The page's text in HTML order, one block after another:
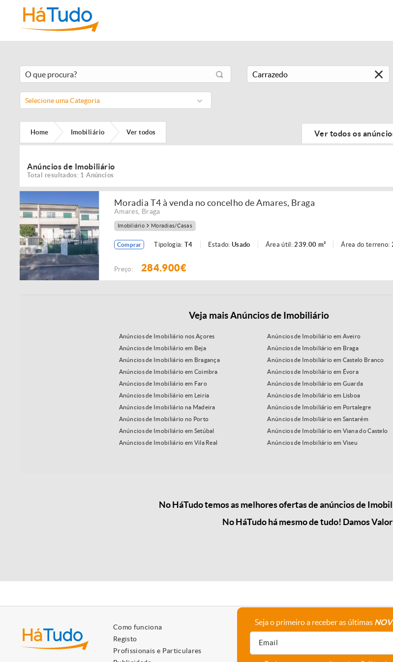
Selecione uma Categoria
Home Imobiliário Ver todos Ver todos os
Anúncios de Imobiliário
Total resultados: 1 Anúncios
Moradia T4 à venda no concelho de Amares, Braga
Amares Braga
Imobiliário Moradias/Casas
Comprar Tipologia: T4 Estado:Usado Área útil:239.00 m² Área do terreno:
Preço: 284.900€
Veja mais Anúncios de Imobiliário
Anúncios de Imobiliário nos Açores
Anúncios de Imobiliário em Aveiro
Anúncios de Imobiliário em Beja
Anúncios de Imobiliário em Braga
Anúncios de Imobiliário em Bragança
Anúncios de Imobiliário em Castelo Branco
Anúncios de Imobiliário em Coimbra
Anúncios de Imobiliário em Évora
Anúncios de Imobiliário em Faro
Anúncios de Imobiliário em Guarda
Anúncios de Imobiliário em Leiria
Anúncios de Imobiliário em Lisboa
Anúncios de Imobiliário na Madeira
Anúncios de Imobiliário em Portalegre
Anúncios de Imobiliário no Porto
Anúncios de Imobiliário em Santarém
Anúncios de Imobiliário em Setúbal
Anúncios de Imobiliário em Viana do Castelo
Anúncios de Imobiliário em Vila Real
Anúncios de Imobiliário em Viseu
No HáTudo temos as melhores ofertas de anúncios de
No HáTudo há mesmo de tudo! Damos
Como funciona
Registo
Profissionais e Particulares
A empresa
Seja o primeiro a receber as últimas